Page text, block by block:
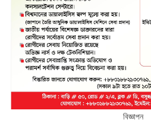
বিজ্ঞাপন